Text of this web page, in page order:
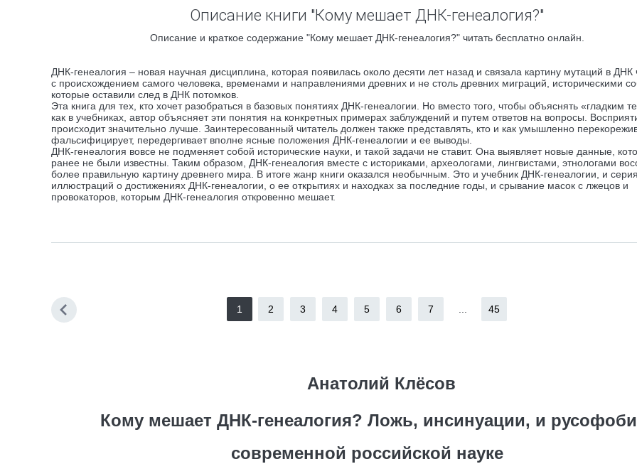
Описание книги "Кому мешает ДНК-генеалогия?"
Описание и краткое содержание "Кому мешает ДНК-генеалогия?" читать бесплатно онлайн.
ДНК-генеалогия – новая научная дисциплина, которая появилась около десяти лет назад и связала картину мутаций в ДНК
с происхождением самого человека, временами и направлениями древних и не столь древних миграций, историческими
которые оставили след в ДНК потомков.
Эта книга для тех, кто хочет разобраться в базовых понятиях ДНК-генеалогии. Но вместо того, чтобы объяснять «гладким
как в учебниках, автор объясняет эти понятия на конкретных примерах заблуждений и путем ответов на вопросы.
происходит значительно лучше. Заинтересованный читатель должен также представлять, кто и как умышленно
фальсифицирует, передергивает вполне ясные положения ДНК-генеалогии и ее выводы.
ДНК-генеалогия вовсе не подменяет собой исторические науки, и такой задачи не ставит. Она выявляет новые данные,
ранее не были известны. Таким образом, ДНК-генеалогия вместе с историками, археологами, лингвистами, этнологами
более правильную картину древнего мира. В итоге жанр книги оказался необычным. Это и учебник ДНК-генеалогии, и серия
иллюстраций о достижениях ДНК-генеалогии, о ее открытиях и находках за последние годы, и срывание масок с лжецов и
провокаторов, которым ДНК-генеалогия откровенно мешает.
1 2 3 4 5 6 7 45
Анатолий Клёсов
Кому мешает ДНК-генеалогия? Ложь, инсинуации, и
современной российской науке